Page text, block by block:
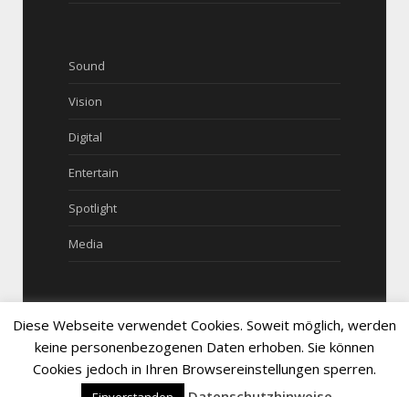
Sound
Vision
Digital
Entertain
Spotlight
Media
Copyright © 2016 tech-magazin.de
Diese Webseite verwendet Cookies. Soweit möglich, werden
keine personenbezogenen Daten erhoben. Sie können
Cookies jedoch in Ihren Browsereinstellungen sperren.